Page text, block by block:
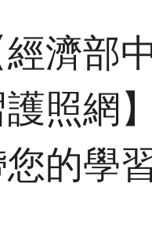
濟部
護照網
的學